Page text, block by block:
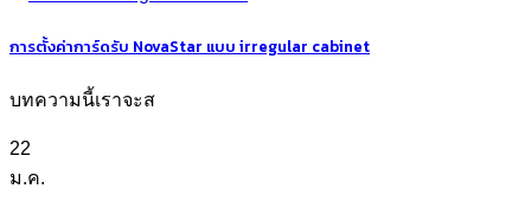
การตั้งค่าการ์ดรับ NovaStar แบบ irregular cabinet
บทความนี้เราจะส
22
ม.ค.